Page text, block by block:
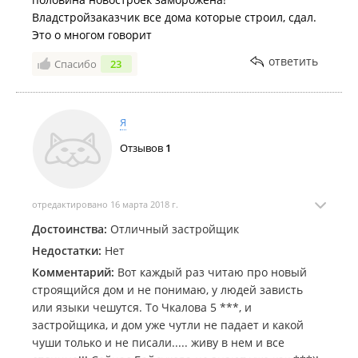
начать новую точечную стройку 23-х этажника в
районе ул. Надибаидзе, так там вообще участок с
Диомид/Детск.парк (а это пробки для всего района),
Думаю, нужно обходить стороной таких
застройщиков, как "Владстройзаказчик". Это одна
из тех компаний, которые уродуют город
качества), и грубо говоря наживаются на ухудшении
жилищных условий жильцов из соседних участков.
Владстройзаказчик все дома которые строил, сдал.
Это о многом говорит
Спасибо 23 ответить
Я
Отзывов 1
отредактировано 16 марта 2018 г.
Достоинства: Отличный застройщик
Недостатки: Нет
Комментарий: Вот каждый раз читаю про новый
строящийся дом и не понимаю, у людей зависть
или языки чешутся. То Чкалова 5 ***, и
застройщика, и дом уже чутли не падает и какой
чуши только и не писали..... живу в нем и все